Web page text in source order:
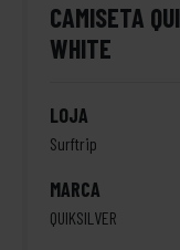
CAMISETA
WHITE
LOJA
Surftrip
MARCA
QUIKSILVER